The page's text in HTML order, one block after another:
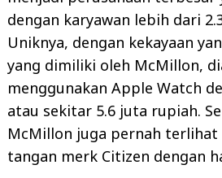
dengan karyawan lebih dari
Uniknya, dengan kekayaan
yang dimiliki oleh McMillon,
menggunakan Apple Watch
atau sekitar 5.6 juta rupiah.
McMillon juga pernah terlihat
tangan merk Citizen dengan